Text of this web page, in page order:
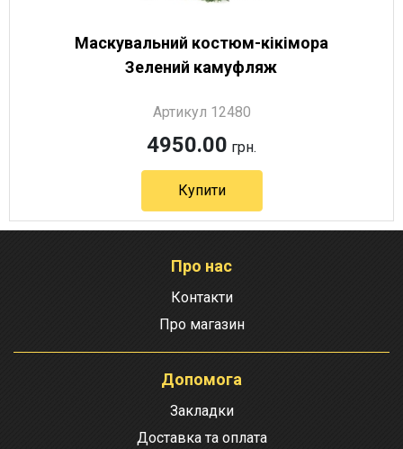
Маскувальний костюм-кікімора
Зелений камуфляж
Артикул 12480
4950.00 грн.
Купити
Про нас
Контакти
Про магазин
Допомога
Закладки
Доставка та оплата